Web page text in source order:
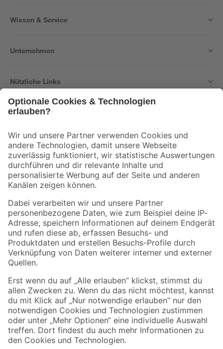
Wissen & Service
Unternehmen
Nützliche Links
Der toom Newsletter: Keine Angebote und Aktionen mehr verpassen!
Zur Newsletter Anmeldung
Folge uns
Zahlungsarten Versandarten
Sicher einkaufen
Jetzt die toom-App herunterladen